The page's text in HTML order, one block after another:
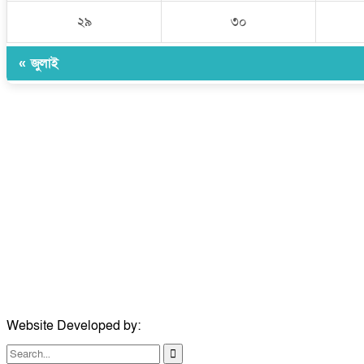
২৯ ৩০
« জুলাই
Website Developed by: